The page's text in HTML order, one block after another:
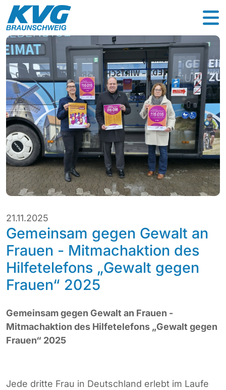
21.11.2025
Gemeinsam gegen Gewalt an
Frauen - Mitmachaktion des
Hilfetelefons „Gewalt gegen
Frauen“ 2025
Gemeinsam gegen Gewalt an Frauen -
Mitmachaktion des Hilfetelefons „Gewalt gegen
Frauen“ 2025
Jede dritte Frau in Deutschland erlebt im Laufe